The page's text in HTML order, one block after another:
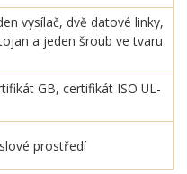
vysílač, dvě datové linky,
a jeden šroub ve tvaru
GB, certifikát ISO UL-
prostředí